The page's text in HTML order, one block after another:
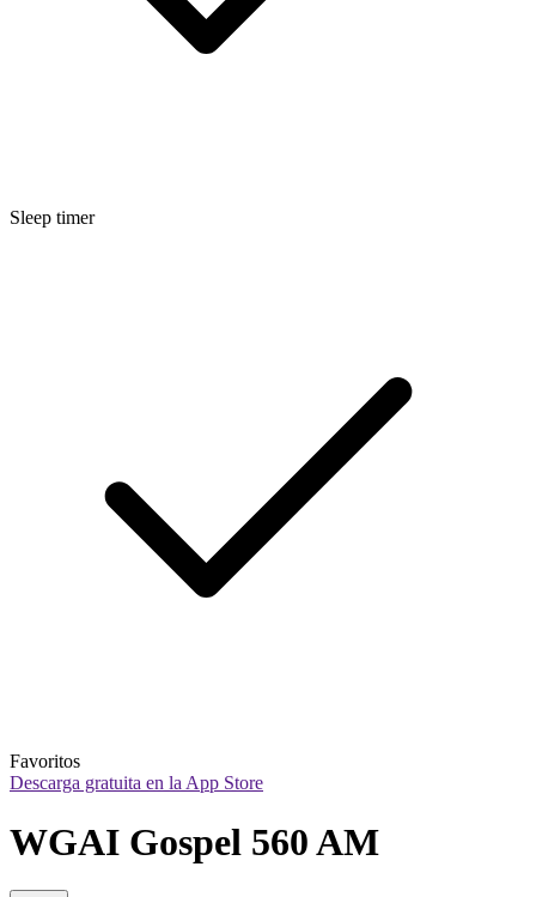
Sleep timer
Favoritos
Descarga gratuita en la App Store
WGAI Gospel 560 AM